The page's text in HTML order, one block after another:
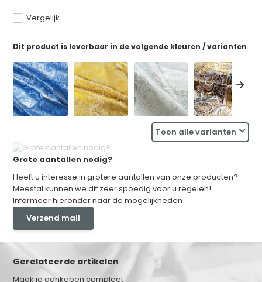
Vergelijk
Dit product is leverbaar in de volgende kleuren / varianten
Toon alle varianten
Grote aantallen nodig?
Heeft u interesse in grotere aantallen van onze producten?
Meestal kunnen we dit zeer spoedig voor u regelen!
Informeer hieronder naar de mogelijkheden
Verzend mail
Gerelateerde artikelen
Maak je aankopen compleet